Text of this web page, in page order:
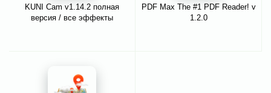
KUNI Cam v1.14.2 полная
версия / все эффекты
PDF Max The #1 PDF Reader! v
1.2.0